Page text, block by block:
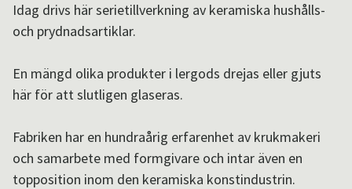
Hubbar
Om SPOK
Samarbeten
Idag drivs här serietillverkning av keramiska hushålls-
och prydnadsartiklar.
En mängd olika produkter i lergods drejas eller gjuts
här för att slutligen glaseras.
Fabriken har en hundraårig erfarenhet av krukmakeri
och samarbete med formgivare och intar även en
topposition inom den keramiska konstindustrin.